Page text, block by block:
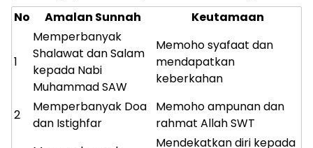
No Amalan Sunnah Keutamaan
1
Memperbanyak
Shalawat dan Salam
kepada Nabi
Muhammad SAW
Memoho syafaat dan
mendapatkan
keberkahan
2
Memperbanyak Doa
dan Istighfar
Memoho ampunan dan
rahmat Allah SWT
Mendekatkan diri kepada